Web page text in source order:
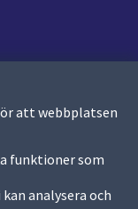
att webbplatsen
funktioner som
analysera och